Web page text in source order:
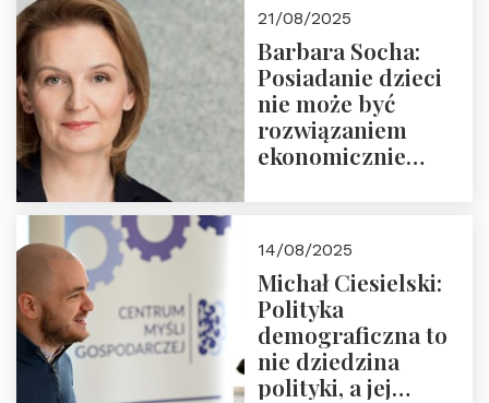
Nowego
Ćwierćwiecza”
21/08/2025
Barbara Socha:
Posiadanie dzieci
nie może być
rozwiązaniem
ekonomicznie
14/08/2025
Michał Ciesielski:
Polityka
demograficzna to
nie dziedzina
polityki, a jej